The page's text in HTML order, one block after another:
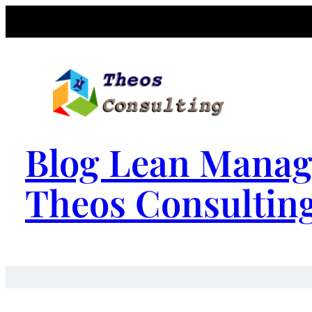
Blog Lean
Theos